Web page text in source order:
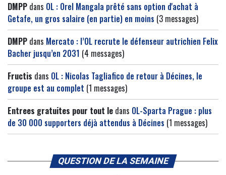
DMPP dans OL : Orel Mangala prêté sans option d'achat à
Getafe, un gros salaire (en partie) en moins (3 messages)
DMPP dans Mercato : l’OL recrute le défenseur autrichien Felix
Bacher jusqu’en 2031 (4 messages)
Fructis dans OL : Nicolas Tagliafico de retour à Décines, le
groupe est au complet (1 messages)
Entrees gratuites pour tout le dans OL-Sparta Prague : plus
de 30 000 supporters déjà attendus à Décines (1 messages)
QUESTION DE LA SEMAINE